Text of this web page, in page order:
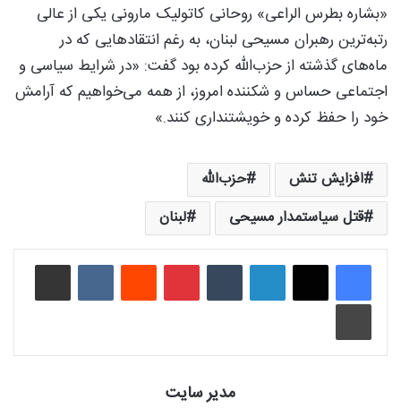
«بشاره بطرس‌ الراعی» روحانی کاتولیک مارونی یکی از عالی
رتبه‌ترین رهبران مسیحی لبنان، به رغم انتقادهایی که در
ماه‌های گذشته از حزب‌الله کرده بود گفت: «در شرایط سیاسی و
اجتماعی حساس و شکننده امروز، از همه می‌خواهیم که آرامش
خود را حفظ کرده و خویشتنداری کنند.»
افزایش تنش
حزب‌الله
قتل سیاستمدار مسیحی
لبنان
لینکدین ‫تامبلر ‫پین‌ترست‫رددیت ‫VKontakteاشتراک گذاری از طریق ایمیل
چاپ
مدیر سایت